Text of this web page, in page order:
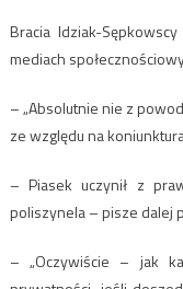
Bracia Idziak-
mediach
– „Absolutnie nie z
ze względu na
– Piasek uczynił z
poliszynela – pisze dalej
– „Oczywiście – jak